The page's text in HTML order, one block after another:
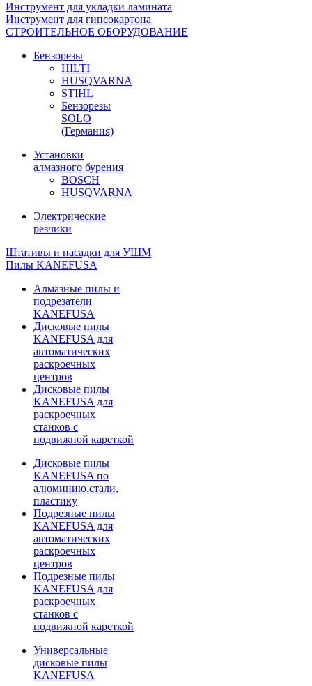
Инструмент для укладки ламината
Инструмент для гипсокартона
СТРОИТЕЛЬНОЕ ОБОРУДОВАНИЕ
Бензорезы
HILTI
HUSQVARNA
STIHL
Бензорезы
SOLO
(Германия)
Установки
алмазного бурения
BOSCH
HUSQVARNA
Электрические
резчики
Штативы и насадки для УШМ
Пилы KANEFUSA
Алмазные пилы и
подрезатели
KANEFUSA
Дисковые пилы
KANEFUSA для
автоматических
раскроечных
центров
Дисковые пилы
KANEFUSA для
раскроечных
станков с
подвижной кареткой
Дисковые пилы
KANEFUSA по
алюминию,стали,
пластику
Подрезные пилы
KANEFUSA для
автоматических
раскроечных
центров
Подрезные пилы
KANEFUSA для
раскроечных
станков с
подвижной кареткой
Универсальные
дисковые пилы
KANEFUSA